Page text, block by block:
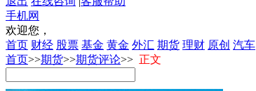
手机网
欢迎您，
首页 财经 股票 基金 黄金 外汇 期货 理财 原创 汽车
首页>>期货>>期货评论>> 正文